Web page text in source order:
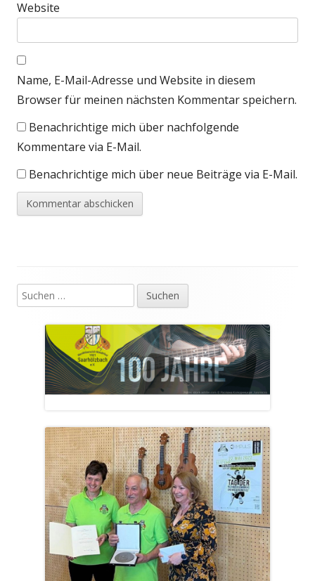
Website
Name, E-Mail-Adresse und Website in diesem
Browser für meinen nächsten Kommentar speichern.
Benachrichtige mich über nachfolgende
Kommentare via E-Mail.
Benachrichtige mich über neue Beiträge via E-Mail.
Haupt-
Seitenleiste
Suchen
nach: